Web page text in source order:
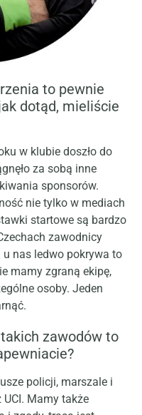
to pewnie
dotąd, mieliście
w klubie doszło do
za sobą inne
sponsorów.
nie tylko w mediach
startowe są bardzo
zawodnicy
u nas ledwo pokrywa to
mamy zgraną ekipę,
osoby. Jeden
zawodów to
policji, marszale i
Mamy także